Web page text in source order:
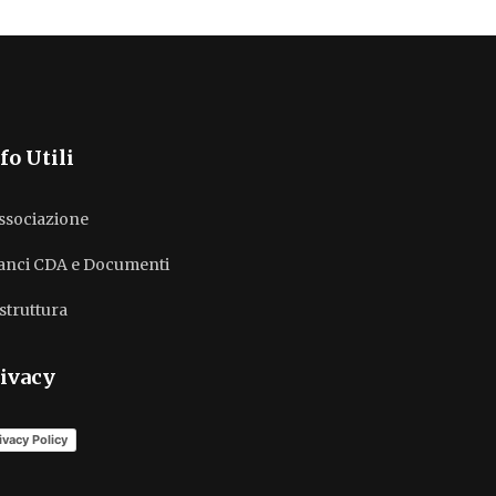
Utili
CDA e Documenti
Policy